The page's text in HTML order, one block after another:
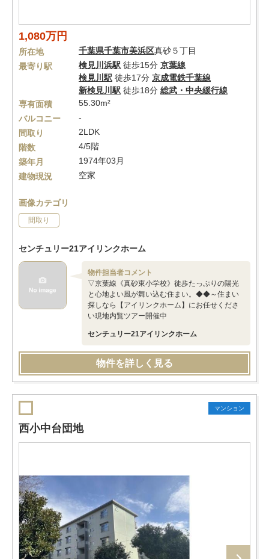
1,080万円
所在地 千葉県千葉市美浜区真砂５丁目
最寄り駅
検見川浜駅 徒歩15分 京葉線
検見川駅 徒歩17分 京成電鉄千葉線
新検見川駅 徒歩18分 総武・中央緩行線
専有面積
55.30m²
バルコニー
-
間取り
2LDK
階数
4/5階
築年月
1974年03月
建物現況
空家
画像カテゴリ
間取り
センチュリー21アイリンクホーム
物件担当者コメント
▽京葉線《真砂東小学校》徒歩たっぷりの陽光
と心地よい風が舞い込む住まい。◆◆～住まい
探しなら【アイリンクホーム】にお任せくださ
い現地内覧ツアー開催中
センチュリー21アイリンクホーム
物件を詳しく見る
マンション
西小中台団地